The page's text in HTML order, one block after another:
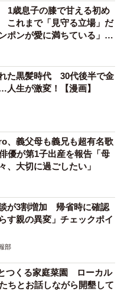
1歳息子の膝で甘える初め
れまで「見守る立場」だ
ポンが愛に満ちている」
た黒髪時代 30代後半で金
生が激変！【漫画】
、義父母も義兄も超有名歌
優が第1子出産を報告「母
大切に過ごしたい」
が3割増加 帰省時に確認
す親の異変」チェックポイ
部
つくる家庭菜園 ローカル
ちとお話しながら開墾して